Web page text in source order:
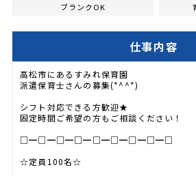
ブランクOK
仕事内容
高松市にあるすみれ保育園
派遣保育士さんの募集(*^^*)
シフト対応できる方歓迎★
固定時間ご希望の方もご相談ください！
□━□━□━□━□━□━□━□━□
☆定員100名☆